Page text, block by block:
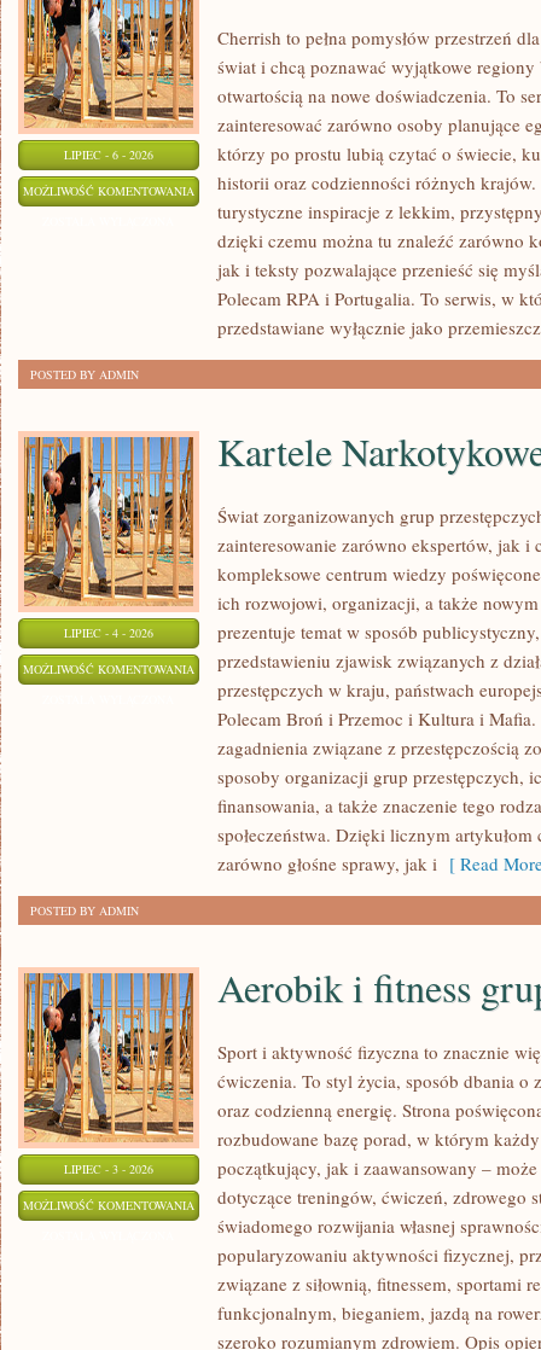
LIPIEC - 6 - 2026
MOŻLIWOŚĆ KOMENTOWANIA SINGAPUR
Cherrish to pełna pomysłów przestrzeń
świat i chcą poznawać wyjątkowe
otwartością na nowe doświadczenia. To
zainteresować zarówno osoby planujące
którzy po prostu lubią czytać o świecie,
historii oraz codzienności różnych krajów.
turystyczne inspiracje z lekkim,
dzięki czemu można tu znaleźć zarówno
jak i teksty pozwalające przenieść się
Polecam RPA i Portugalia. To serwis, w
przedstawiane wyłącznie jako
POSTED BY ADMIN
LIPIEC - 4 - 2026
MOŻLIWOŚĆ KOMENTOWANIA KARTELE
NARKOTYKOWE
Kartele
Świat zorganizowanych grup
zainteresowanie zarówno ekspertów, jak i
kompleksowe centrum wiedzy
ich rozwojowi, organizacji, a także
prezentuje temat w sposób
przedstawieniu zjawisk związanych z
przestępczych w kraju, państwach
Polecam Broń i Przemoc i Kultura i
zagadnienia związane z przestępczością
sposoby organizacji grup przestępczych,
finansowania, a także znaczenie tego
społeczeństwa. Dzięki licznym
zarówno głośne sprawy, jak i [ Read
POSTED BY ADMIN
LIPIEC - 3 - 2026
MOŻLIWOŚĆ KOMENTOWANIA AEROBIK
FITNESS
GRUPOWY
Aerobik i fitness
Sport i aktywność fizyczna to znacznie
ćwiczenia. To styl życia, sposób dbania o
oraz codzienną energię. Strona
rozbudowane bazę porad, w którym
początkujący, jak i zaawansowany –
dotyczące treningów, ćwiczeń, zdrowego
świadomego rozwijania własnej
popularyzowaniu aktywności fizycznej,
związane z siłownią, fitnessem, sportami
funkcjonalnym, bieganiem, jazdą na
szeroko rozumianym zdrowiem. Opis